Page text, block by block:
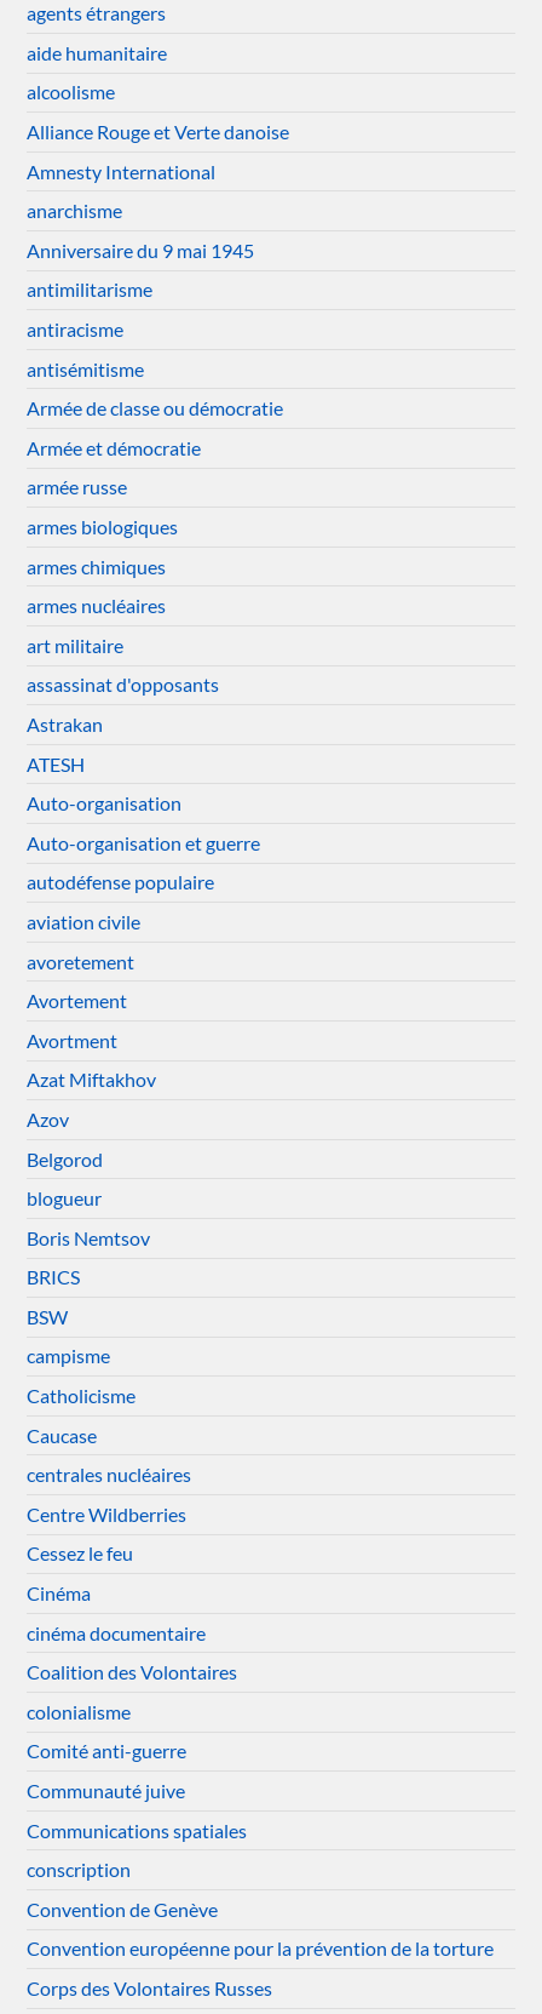
agents étrangers
aide humanitaire
alcoolisme
Alliance Rouge et Verte danoise
Amnesty International
anarchisme
Anniversaire du 9 mai 1945
antimilitarisme
antiracisme
antisémitisme
Armée de classe ou démocratie
Armée et démocratie
armée russe
armes biologiques
armes chimiques
armes nucléaires
art militaire
assassinat d'opposants
Astrakan
ATESH
Auto-organisation
Auto-organisation et guerre
autodéfense populaire
aviation civile
avoretement
Avortement
Avortment
Azat Miftakhov
Azov
Belgorod
blogueur
Boris Nemtsov
BRICS
BSW
campisme
Catholicisme
Caucase
centrales nucléaires
Centre Wildberries
Cessez le feu
Cinéma
cinéma documentaire
Coalition des Volontaires
colonialisme
Comité anti-guerre
Communauté juive
Communications spatiales
conscription
Convention de Genève
Convention européenne pour la prévention de la torture
Corps des Volontaires Russes